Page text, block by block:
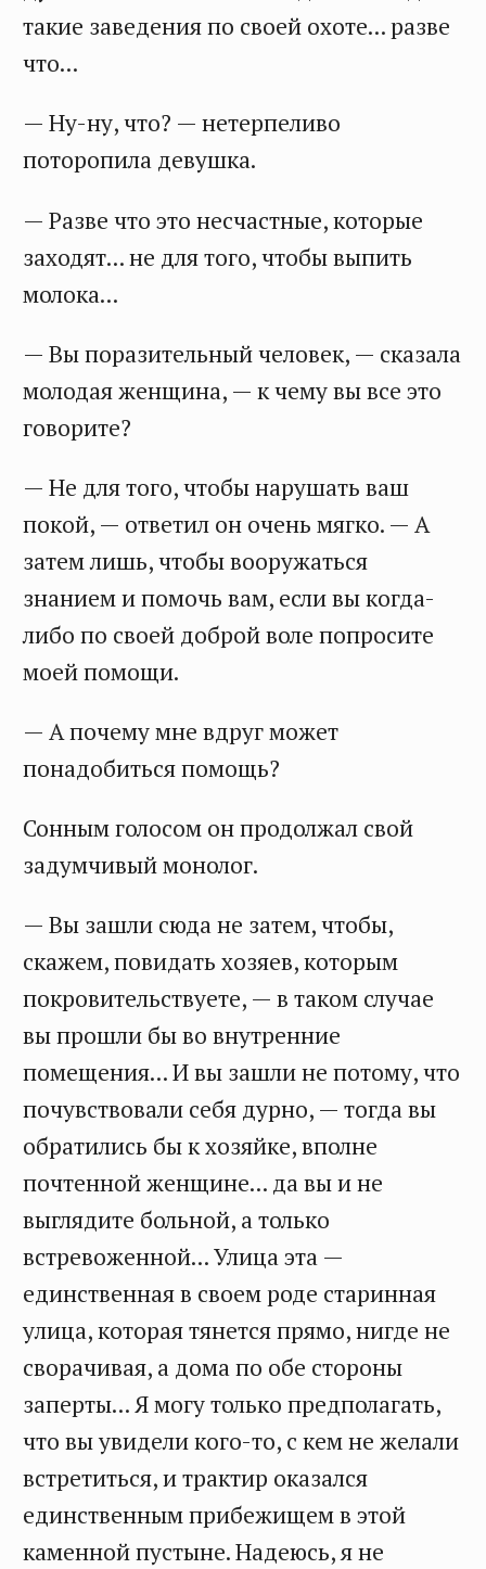
такие заведения по своей охоте... разве
что...
— Ну-ну, что? — нетерпеливо
поторопила девушка.
— Разве что это несчастные, которые
заходят... не для того, чтобы выпить
молока...
— Вы поразительный человек, — сказала
молодая женщина, — к чему вы все это
говорите?
— Не для того, чтобы нарушать ваш
покой, — ответил он очень мягко. — А
затем лишь, чтобы вооружаться
знанием и помочь вам, если вы когда-
либо по своей доброй воле попросите
моей помощи.
— А почему мне вдруг может
понадобиться помощь?
Сонным голосом он продолжал свой
задумчивый монолог.
— Вы зашли сюда не затем, чтобы,
скажем, повидать хозяев, которым
покровительствуете, — в таком случае
вы прошли бы во внутренние
помещения... И вы зашли не потому, что
почувствовали себя дурно, — тогда вы
обратились бы к хозяйке, вполне
почтенной женщине... да вы и не
выглядите больной, а только
встревоженной... Улица эта —
единственная в своем роде старинная
улица, которая тянется прямо, нигде не
сворачивая, а дома по обе стороны
заперты... Я могу только предполагать,
что вы увидели кого-то, с кем не желали
встретиться, и трактир оказался
единственным прибежищем в этой
каменной пустыне. Надеюсь, я не